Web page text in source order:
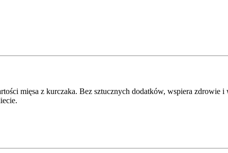
mięsa z kurczaka. Bez sztucznych dodatków, wspiera zdrowie